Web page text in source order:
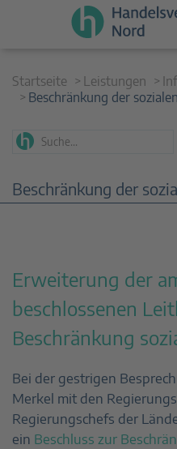
Startseite Leistungen
Beschränkung der
Beschränkung der
Erweiterung der
beschlossenen
Beschränkung
Bei der gestrigen
Merkel mit den
Regierungschefs der
ein Beschluss zur